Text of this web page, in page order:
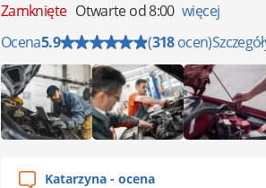
Zamknięte Otwarte od 8:00 więcej
Ocena5.9 (318ocen)
Katarzyna - ocena